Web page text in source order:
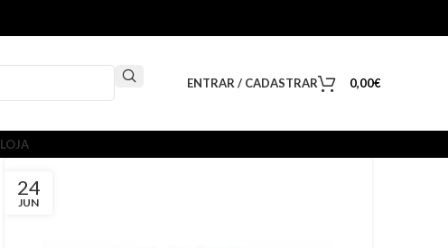
ENTRAR / CADASTRAR 0,00€
LOJA
24
JUN